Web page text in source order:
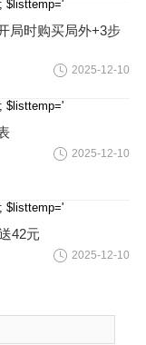
$listtemp='
局时购买局外+3步
2025-12-10
$listtemp='
2025-12-10
$listtemp='
42元
2025-12-10